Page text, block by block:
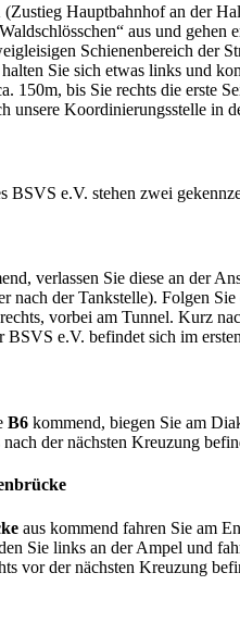
(Zustieg Hauptbahnhof an der
aus und
Schienenbereich der
Sie sich etwas links und
150m, bis Sie rechts die erste
unsere Koordinierungsstelle in
BSVS e.V. stehen zwei
verlassen Sie diese an der
nach der Tankstelle). Folgen
vorbei am Tunnel. Kurz
BSVS e.V. befindet sich im
B6 kommend, biegen Sie am
der nächsten Kreuzung
aus kommend fahren Sie am
Sie links an der Ampel und
vor der nächsten Kreuzung